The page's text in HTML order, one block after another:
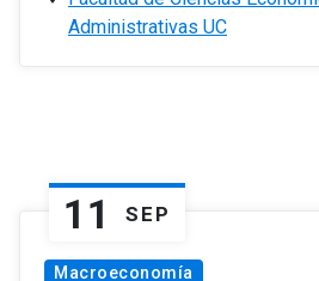
Administrativas UC
11 SEP
Macroeconomía